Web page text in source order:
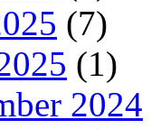
(7)
(1)
2024